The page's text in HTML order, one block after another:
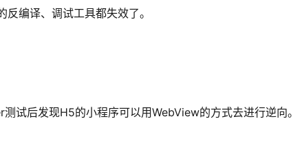
编译、调试工具都失效了。
后发现H5的小程序可以用WebView的方式去进行逆向。